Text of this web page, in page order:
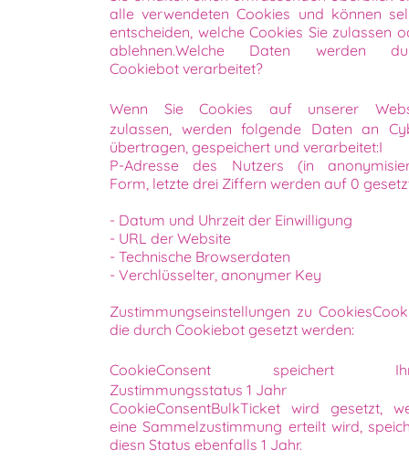
alle verwendeten Cookies und können
entscheiden, welche Cookies Sie zulassen
ablehnen.Welche Daten werden
Cookiebot verarbeitet?
Wenn Sie Cookies auf unserer
zulassen, werden folgende Daten an
übertragen, gespeichert und verarbeitet:I
P-Adresse des Nutzers (in
Form, letzte drei Ziffern werden auf 0
- Datum und Uhrzeit der Einwilligung
- URL der Website
- Technische Browserdaten
- Verchlüsselter, anonymer Key
Zustimmungseinstellungen zu
die durch Cookiebot gesetzt werden:
CookieConsent speichert
Zustimmungsstatus 1 Jahr
CookieConsentBulkTicket wird gesetzt,
eine Sammelzustimmung erteilt wird,
diesn Status ebenfalls 1 Jahr.